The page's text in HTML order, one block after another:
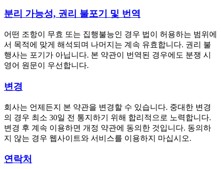
분리 가능성, 권리 불포기 및 번역
어떤 조항이 무효 또는 집행불능인 경우 법이 허용하는 범위에
서 목적에 맞게 해석되며 나머지는 계속 유효합니다. 권리 불
행사는 포기가 아닙니다. 본 약관이 번역된 경우에도 분쟁 시
영어 원문이 우선합니다.
변경
회사는 언제든지 본 약관을 변경할 수 있습니다. 중대한 변경
의 경우 최소 30일 전 통지하기 위해 합리적으로 노력합니다.
변경 후 계속 이용하면 개정 약관에 동의한 것입니다. 동의하
지 않는 경우 웹사이트와 서비스를 이용하지 마십시오.
연락처